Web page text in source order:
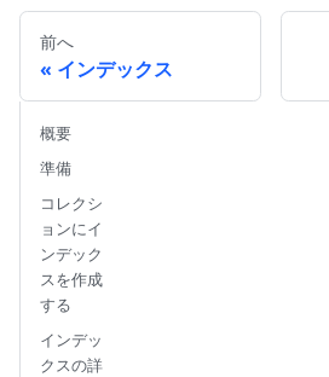
前へ
インデックス
概要
準備
コレクシ
ョンにイ
ンデック
スを作成
する
インデッ
クスの詳